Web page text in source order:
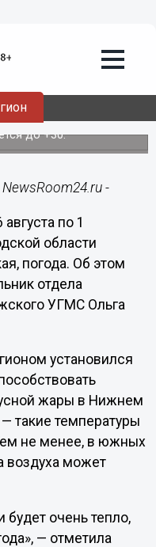
в
августа
до +30.
-
по 1
области
погода. Об этом
отдела
УГМС Ольга
установился
жары в Нижнем
такие температуры
не менее, в южных
воздуха может
очень тепло,
— отметила